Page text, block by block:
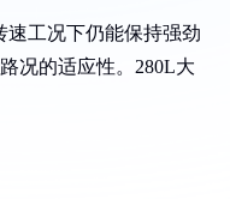
速工况下仍能保持强劲
况的适应性。280L大